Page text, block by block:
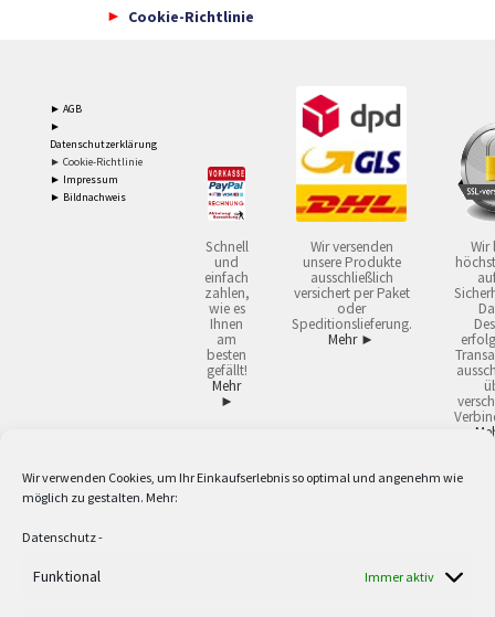
Wir verwenden Cookies, um Ihr Einkaufserlebnis so optimal und angenehm wie
möglich zu gestalten. Mehr:
Datenschutz-
Funktional Immer aktiv
Cookie-Richtlinie
► AGB
►
Datenschutzerklärung
► Cookie-Richtlinie
► Impressum
► Bildnachweis
Schnell
und
einfach
zahlen,
wie es
Ihnen
am
besten
gefällt!
Mehr
►
Wir versenden
unsere Produkte
ausschließlich
versichert per Paket
oder
Speditionslieferung.
Mehr ►
Wir
2 Lieferzeiten gelten mit Express-24.
Versandkostenfrei ab 59,90 € Nettowarenwert. Inseln ausgenommen. Unsere
Berufe zur Verwendung in der selbständigen, beruflichen oder gewerblichen